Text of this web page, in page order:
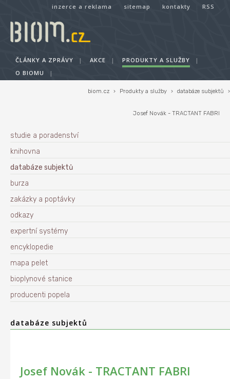
inzerce a reklama sitemap kontakty RSS
ČLÁNKY A ZPRÁVY | AKCE | PRODUKTY A SLUŽBY
|
O BIOMU
|
biom.cz › Produkty a služby › databáze subjektů ›
Josef Novák - TRACTANT FABRI
studie a poradenství
knihovna
databáze subjektů
burza
zakázky a poptávky
odkazy
expertní systémy
encyklopedie
mapa pelet
bioplynové stanice
producenti popela
databáze subjektů
Josef Novák - TRACTANT FABRI